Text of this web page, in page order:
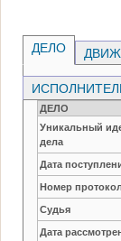
ДЕЛО
ДЕЛО
Уникальный
дела
Дата
Номер
Судья
Дата